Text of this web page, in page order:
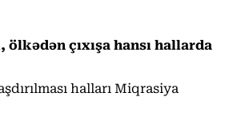
çıxışa hansı hallarda
halları Miqrasiya